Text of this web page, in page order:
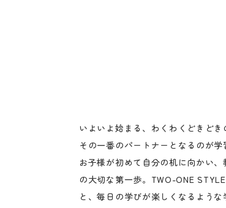
いよいよ始まる、わくわくどきどき
その一番のパートナーとなるのが学
お子様が初めて自分の机に向かい
の大切な第一歩。TWO-ONE
と、毎日の学びが楽しくなるような